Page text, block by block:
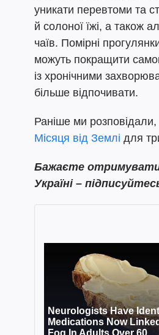
уникати перевтоми та
й солоної їжі, а також
чаїв. Помірні
можуть покращити
із хронічними
більше відпочивати.
Раніше ми
Місяця від Землі для
Бажаєте отримувати
Україні –